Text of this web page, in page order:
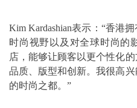
Kim Kardashian表示：“香港
时尚视野以及对全球时尚的
店，能够让顾客以更个性化
品质、版型和创新。我很高
的时尚之都。”